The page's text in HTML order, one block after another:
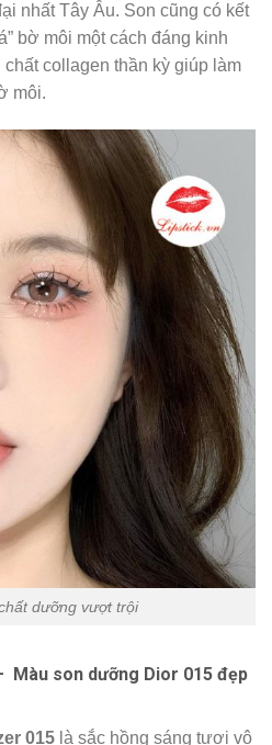
nhất Tây Âu. Son cũng có kết
bờ môi một cách đáng kinh
collagen thần kỳ giúp làm
môi.
dưỡng vượt trội
Màu son dưỡng Dior 015 đẹp
015 là sắc hồng sáng tươi vô